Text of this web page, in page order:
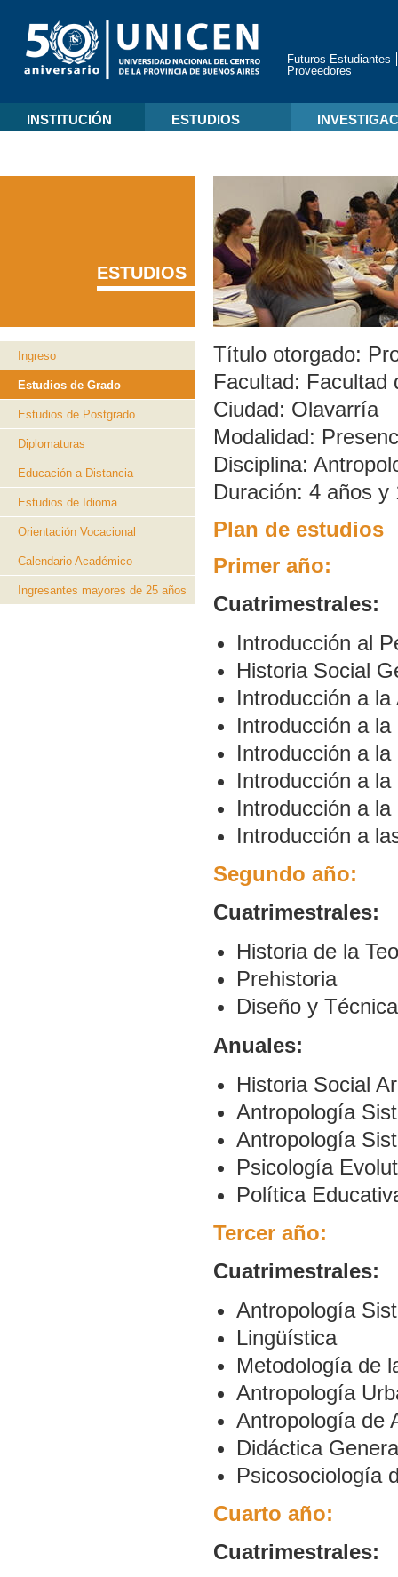
Futuros Estudiantes
Proveedores
INSTITUCIÓN ESTUDIOS
Título otorgado:
Facultad: Facultad
Ciudad: Olavarría
Modalidad:
Disciplina:
Duración: 4 años y
Plan de estudios
Primer año:
Cuatrimestrales:
Introducción al
Historia Social
Introducción a
Introducción a
Introducción a
Introducción a
Introducción a
Introducción a
Segundo año:
Cuatrimestrales:
Historia de la
Prehistoria
Diseño y
Anuales:
Historia Social
Antropología
Antropología
Psicología
Política
Tercer año:
Cuatrimestrales:
Antropología
Lingüística
Metodología de
Antropología
Antropología de
Didáctica
Psicosociología
Cuarto año:
Cuatrimestrales:
ESTUDIOS
Ingreso
Estudios de Grado
Estudios de Postgrado
Diplomaturas
Educación a Distancia
Estudios de Idioma
Orientación Vocacional
Calendario Académico
Ingresantes mayores de 25 años